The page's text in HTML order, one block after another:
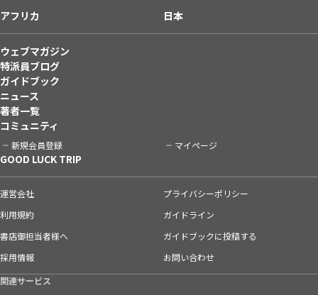
アフリカ
日本
ウェブマガジン
特派員ブログ
ガイドブック
ニュース
著者一覧
コミュニティ
新規会員登録 マイページ
GOOD LUCK TRIP
運営会社
プライバシーポリシー
利用規約
ガイドライン
書店御担当者様へ
ガイドブックに投稿する
採用情報
お問い合わせ
関連サービス